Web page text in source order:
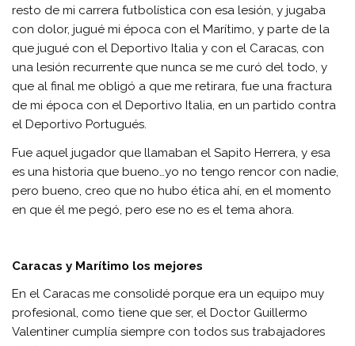
resto de mi carrera futbolística con esa lesión, y jugaba
con dolor, jugué mi época con el Marítimo, y parte de la
que jugué con el Deportivo Italia y con el Caracas, con
una lesión recurrente que nunca se me curó del todo, y
que al final me obligó a que me retirara, fue una fractura
de mi época con el Deportivo Italia, en un partido contra
el Deportivo Portugués.
Fue aquel jugador que llamaban el Sapito Herrera, y esa
es una historia que bueno…yo no tengo rencor con nadie,
pero bueno, creo que no hubo ética ahí, en el momento
en que él me pegó, pero ese no es el tema ahora.
Caracas y Marítimo los mejores
En el Caracas me consolidé porque era un equipo muy
profesional, como tiene que ser, el Doctor Guillermo
Valentiner cumplía siempre con todos sus trabajadores